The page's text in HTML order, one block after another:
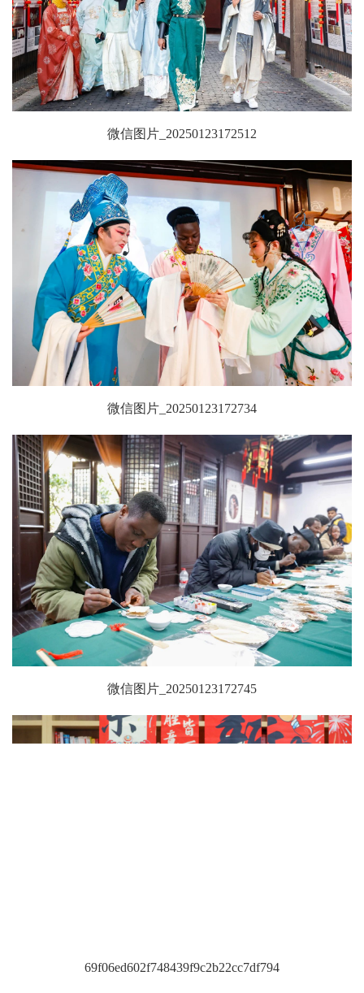
微信图片_20250123172512
微信图片_20250123172734
微信图片_20250123172745
69f06ed602f748439f9c2b22cc7df794